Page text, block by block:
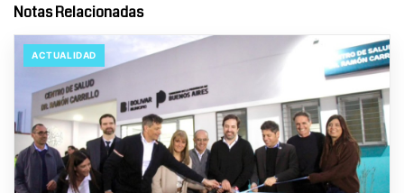
Notas Relacionadas
ACTUALIDAD